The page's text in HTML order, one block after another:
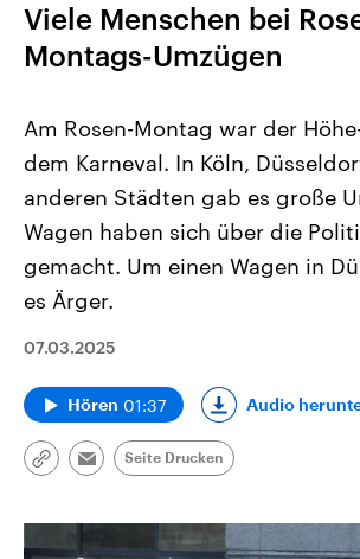
Viele Menschen bei
Montags-Umzügen
Am Rosen-Montag war der
dem Karneval. In Köln,
anderen Städten gab es große
Wagen haben sich über die
gemacht. Um einen Wagen in
es Ärger.
07.03.2025
Hören 01:37 Audio
Link
Email
Seite Drucken